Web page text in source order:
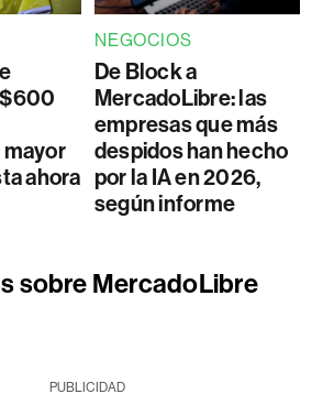
mayor
ahora
NEGOCIOS
De Block a
MercadoLibre: las
empresas que más
despidos han hecho
por la IA en 2026,
según informe
sobre MercadoLibre
PUBLICIDAD